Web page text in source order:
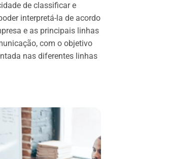
de classificar e
interpretá-la de acordo
e as principais linhas
com o objetivo
nas diferentes linhas